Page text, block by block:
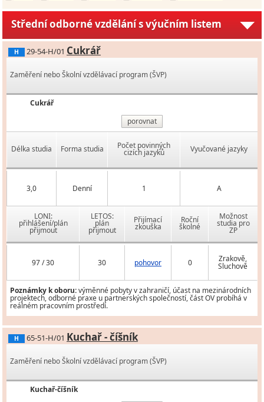
Střední odborné vzdělání s výučním listem
H 29-54-H/01 Cukrář
Zaměření nebo Školní vzdělávací program (ŠVP)
Cukrář
porovnat
Délka studia Forma studia Počet povinných
cizích jazyků Vyučované jazyky
3,0 Denní 1 A
LONI:
přihlášení/plán
přijmout
LETOS:
plán
přijmout
Přijímací
zkouška
Roční
školné
Možnost
studia pro
ZP
97 / 30 30 pohovor 0 Zrakově,
Sluchově
Poznámky k oboru:výměnné pobyty v zahraničí, účast na mezinárodních
projektech, odborné praxe u partnerských společností, část OV probíhá v
reálném pracovním prostředí.
H 65-51-H/01 Kuchař - číšník
Zaměření nebo Školní vzdělávací program (ŠVP)
Kuchař-číšník